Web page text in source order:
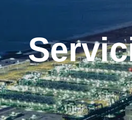
piensos
Línea de producción de
snacks fritos
Máquina para hacer carne
de soja